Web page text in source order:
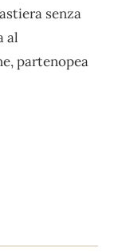
senza
al
partenopea